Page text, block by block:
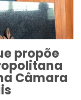
propõe
Câmara